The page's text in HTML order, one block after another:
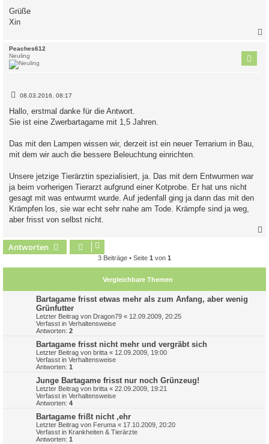
Grüße
Xin
Peaches612
Neuling
B
i
t
r
08.03.2016, 08:17
Hallo, erstmal danke für die Antwort.
Sie ist eine Zwerbartagame mit 1,5 Jahren.
Das mit den Lampen wissen wir, derzeit ist ein neuer Terrarium in Bau,
mit dem wir auch die bessere Beleuchtung einrichten.
Unsere jetzige Tierärztin spezialisiert, ja. Das mit dem Entwurmen war
ja beim vorherigen Tierarzt aufgrund einer Kotprobe. Er hat uns nicht
gesagt mit was entwurmt wurde. Auf jedenfall ging ja dann das mit den
Krämpfen los, sie war echt sehr nahe am Tode. Krämpfe sind ja weg,
aber frisst von selbst nicht.
Antworten
3 Beiträge • Seite 1 von 1
Vergleichbare Themen
Bartagame frisst etwas mehr als zum Anfang, aber wenig
Grünfutter
Letzter Beitrag von Dragon79 « 12.09.2009, 20:25
Verfasst in Verhaltensweise
Antworten: 2
Bartagame frisst nicht mehr und vergräbt sich
Letzter Beitrag von britta « 12.09.2009, 19:00
Verfasst in Verhaltensweise
Antworten: 1
Junge Bartagame frisst nur noch Grünzeug!
Letzter Beitrag von britta « 22.09.2009, 19:21
Verfasst in Verhaltensweise
Antworten: 4
Bartagame frißt nicht ,ehr
Letzter Beitrag von Feruma « 17.10.2009, 20:20
Verfasst in Krankheiten & Tierärzte
Antworten: 1